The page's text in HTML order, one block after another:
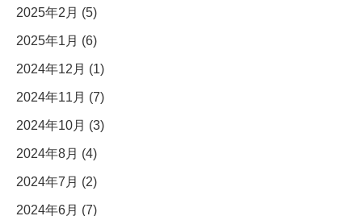
2025年2月 (5)
2025年1月 (6)
2024年12月 (1)
2024年11月 (7)
2024年10月 (3)
2024年8月 (4)
2024年7月 (2)
2024年6月 (7)